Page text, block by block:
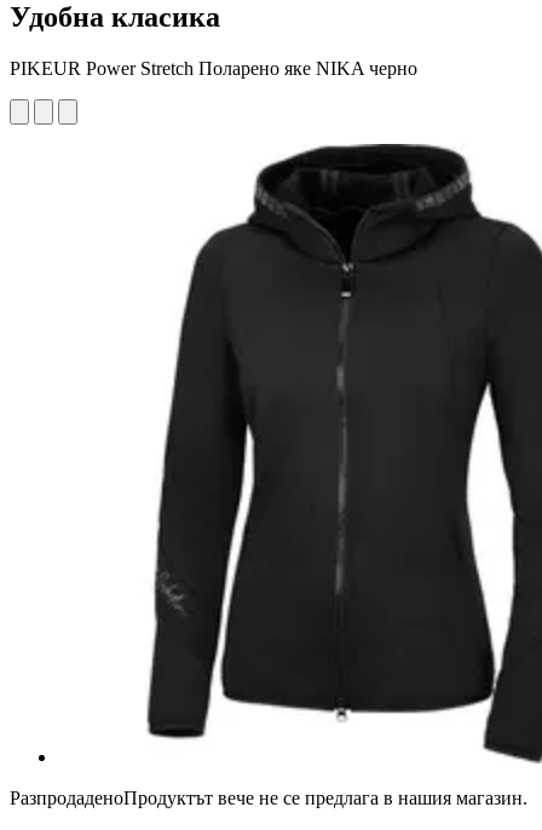
Удобна класика
PIKEUR Power Stretch Поларено яке NIKA черно
РазпродаденоПродуктът вече не се предлага в нашия магазин.